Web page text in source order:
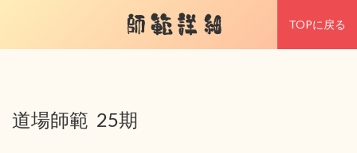
師範詳細 TOPに戻る
道場師範 25期